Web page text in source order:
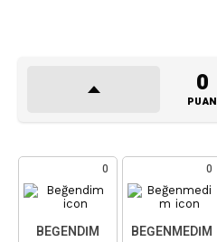
0
PUAN
0
BEĞENDIM
0
BEĞENMEDIM